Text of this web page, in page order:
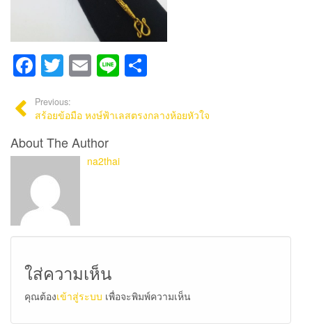
Facebook
Twitter
Email
Line
Previous:
สร้อยข้อมือ หงษ์ฟ้าเลสตรงกลางห้อยหัวใจ
About The Author
na2thai
ใส่ความเห็น
คุณต้องเข้าสู่ระบบ เพื่อจะพิมพ์ความเห็น